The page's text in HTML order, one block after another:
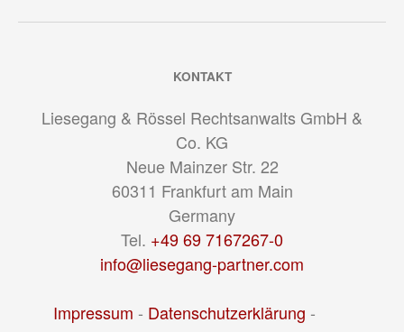
KONTAKT
Liesegang & Rössel Rechtsanwalts GmbH &
Co. KG
Neue Mainzer Str. 22
60311 Frankfurt am Main
Germany
Tel. +49 69 7167267-0
info@liesegang-partner.com
Impressum - Datenschutzerklärung -